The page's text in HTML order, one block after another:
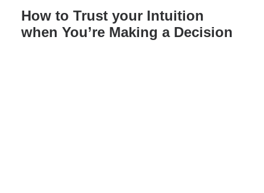
How to Trust your Intuition
when You’re Making a Decision